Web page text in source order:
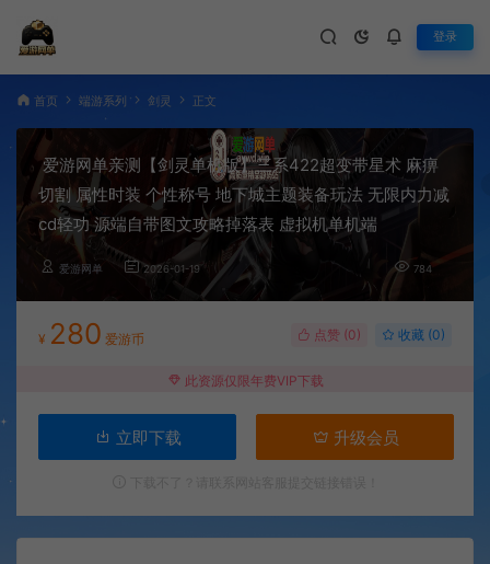
登录
首页 端游系列 剑灵 正文
爱游网单亲测【剑灵单机版】三系422超变带星术 麻痹
切割 属性时装 个性称号 地下城主题装备玩法 无限内力减
cd轻功 源端自带图文攻略掉落表 虚拟机单机端
爱游网单 2026-01-19 784
¥ 280 爱游币 点赞 (0) 收藏 (0)
此资源仅限年费VIP下载
立即下载 升级会员